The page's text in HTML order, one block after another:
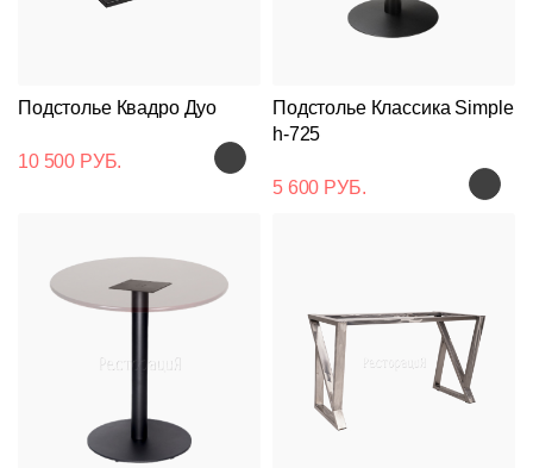
Подстолье Квадро Дуо
10 500 РУБ.
Подстолье Классика Simple
h-725
5 600 РУБ.